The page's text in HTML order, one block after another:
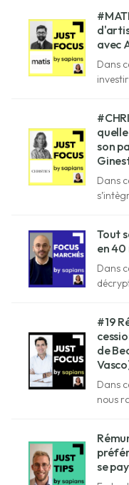
chez
avec
Dans
son
Dans
Tout
en 40
Dans
#19
de
Dans
nous
se